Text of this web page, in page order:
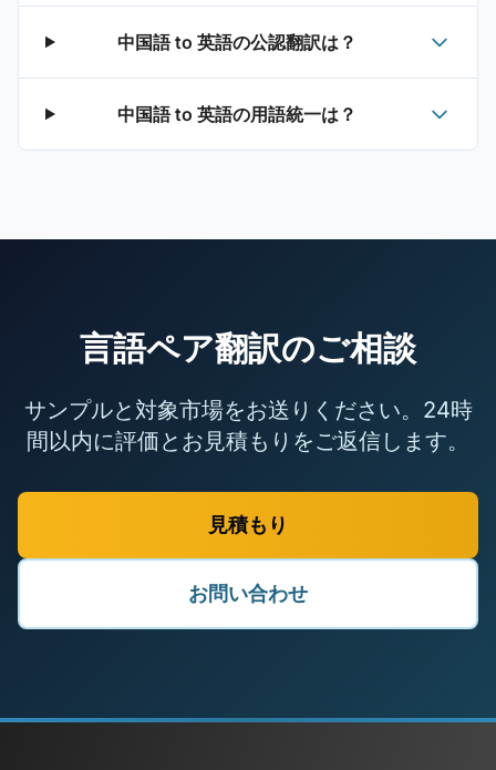
中国語 to 英語の公認翻訳は？
中国語 to 英語の用語統一は？
言語ペア翻訳のご相談
サンプルと対象市場をお送りください。24時
間以内に評価とお見積もりをご返信します。
見積もり
お問い合わせ